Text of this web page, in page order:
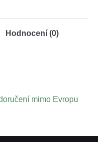
Hodnocení (0)
mimo Evropu